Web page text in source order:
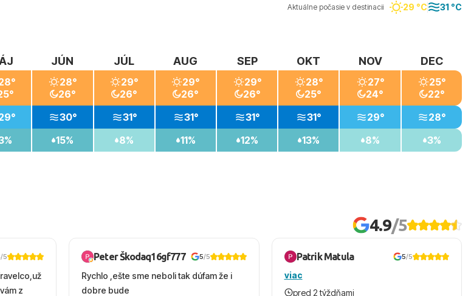
Aktuálne počasie v destinacii 29 °C 31 °C
JÚN
28°
26°
30°
15%
JÚL
29°
26°
31°
8%
AUG
29°
26°
31°
11%
SEP
29°
26°
31°
12%
OKT
28°
25°
31°
13%
NOV
27°
24°
29°
8%
DEC
25°
22°
28°
3%
4.9/5
/5
z
Peter Škodaq16gf777 5/5
Rychlo ,ešte sme neboli tak dúfam že i
dobre bude
Patrik Matula 5/5
viac
pred 2 týždňami